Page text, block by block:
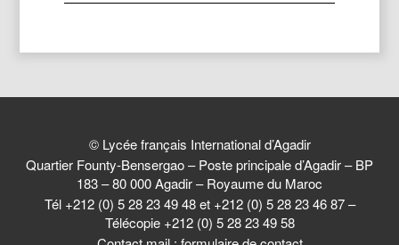
© Lycée français International d’Agadir
Quartier Founty-Bensergao – Poste principale d’Agadir – BP
183 – 80 000 Agadir – Royaume du Maroc
Tél +212 (0) 5 28 23 49 48 et +212 (0) 5 28 23 46 87 –
Télécopie +212 (0) 5 28 23 49 58